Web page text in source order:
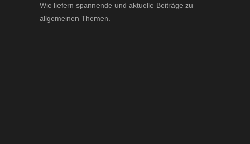
Wie liefern spannende und aktuelle Beiträge zu
allgemeinen Themen.